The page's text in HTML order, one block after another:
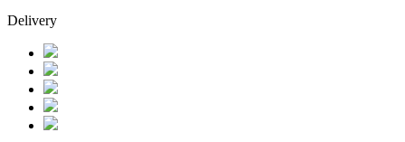
Delivery